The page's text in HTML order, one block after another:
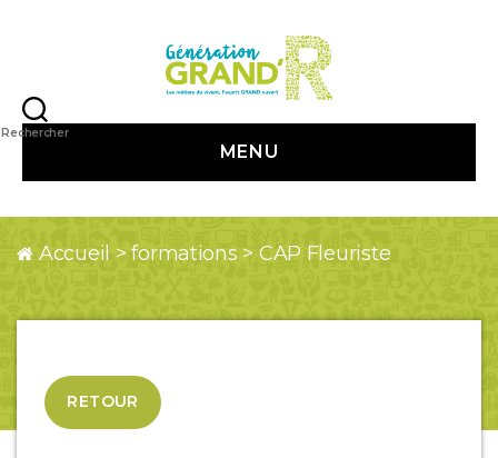
Rechercher
R
MENU
Accueil >formations > CAP Fleuriste
RETOUR